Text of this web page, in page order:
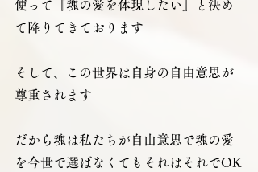
使って『魂の愛を体現したい』と決め
て降りてきております
そして、この世界は自身の自由意思が
尊重されます
だから魂は私たちが自由意思で魂の愛
を今世で選ばなくてもそれはそれでOK